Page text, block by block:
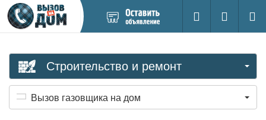
новое
Поиск
Вход на
Строительство и ремонт
Вызов газовщика на дом